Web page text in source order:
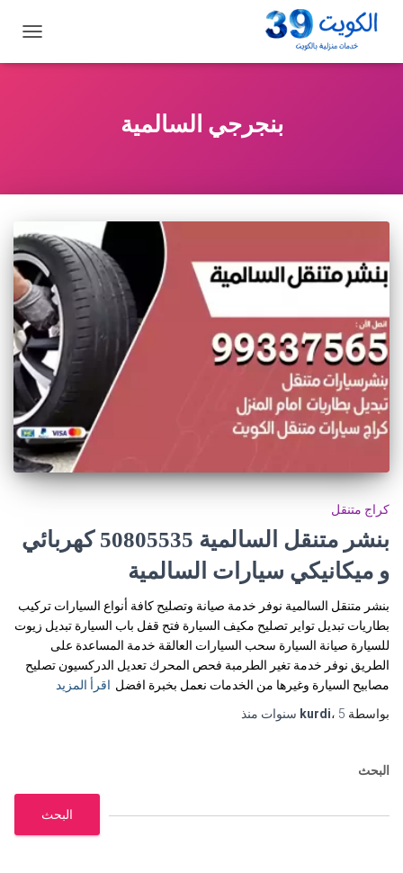
التنقل
بنجرجي السالمية
كراج متنقل
بنشر متنقل السالمية 50805535‬ كهربائي
و ميكانيكي سيارات السالمية
بنشر متنقل السالمية نوفر خدمة صيانة وتصليح كافة أنواع السيارات تركيب
بطاريات تبديل تواير تصليح مكيف السيارة فتح قفل باب السيارة تبديل زيوت
للسيارة صيانة السيارة سحب السيارات العالقة خدمة المساعدة على
الطريق نوفر خدمة تغير الطرمبة فحص المحرك تعديل الدركسيون تصليح
مصابيح السيارة وغيرها من الخدمات نعمل بخبرة افضل اقرأ المزيد
بواسطة
kurdi، 5 سنوات منذ
البحث
البحث